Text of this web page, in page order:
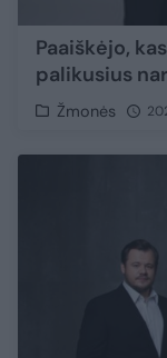
Paaiškėjo,
palikusius
Žmonės